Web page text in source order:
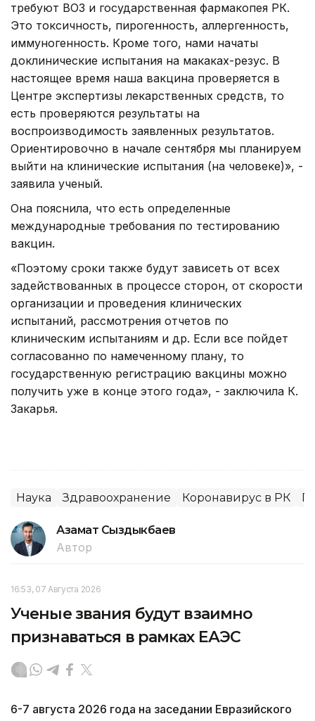
требуют ВОЗ и государственная фармакопея РК.
Это токсичность, пирогенность, аллергенность,
иммуногенность. Кроме того, нами начаты
доклинические испытания на макаках-резус. В
настоящее время наша вакцина проверяется в
Центре экспертизы лекарственных средств, то
есть проверяются результаты на
воспроизводимость заявленных результатов.
Ориентировочно в начале сентября мы планируем
выйти на клинические испытания (на человеке)», -
заявила ученый.
Она пояснила, что есть определенные
международные требования по тестированию
вакцин.
«Поэтому сроки также будут зависеть от всех
задействованных в процессе сторон, от скорости
организации и проведения клинических
испытаний, рассмотрения отчетов по
клиническим испытаниям и др. Если все пойдет
согласованно по намеченному плану, то
государственную регистрацию вакцины можно
получить уже в конце этого года», - заключила К.
Закарья.
Наука Здравоохранение Коронавирус в РК
Азамат Сыздыкбаев
Автор
16:53, 07 Августа 2026
Ученые звания будут взаимно
признаваться в рамках ЕАЭС
6-7 августа 2026 года на заседании Евразийского